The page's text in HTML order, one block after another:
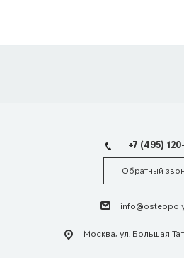
+7 (495)
Обратный
Москва, ул. Большая